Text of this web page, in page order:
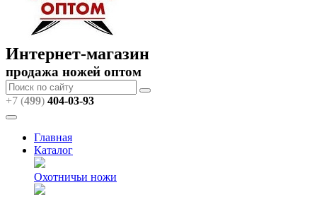
Интернет-магазин
продажа ножей оптом
+7 (499) 404-03-93
Главная
Каталог
Охотничьи ножи